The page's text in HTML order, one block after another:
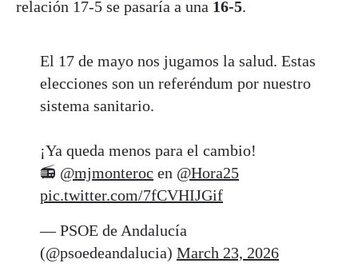
relación 17-5 se pasaría a una 16-5.
El 17 de mayo nos jugamos la salud. Estas
elecciones son un referéndum por nuestro
sistema sanitario.
¡Ya queda menos para el cambio!
📻 @mjmonteroc en @Hora25
pic.twitter.com/7fCVHIJGif
— PSOE de Andalucía
(@psoedeandalucia) March 23, 2026